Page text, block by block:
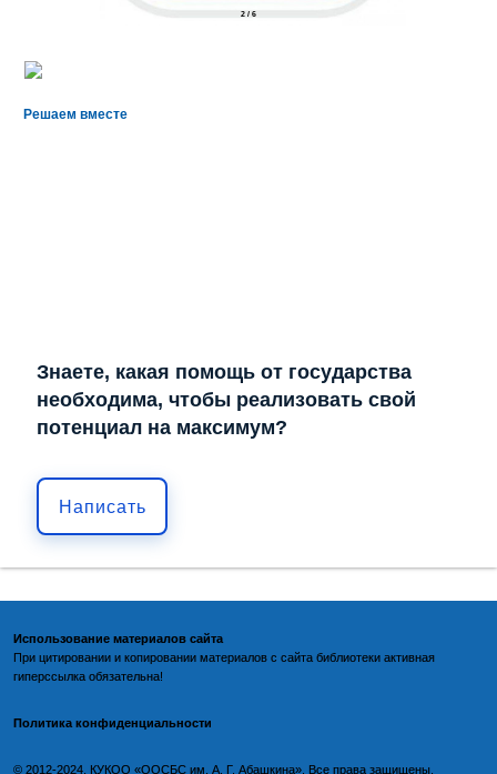
2 / 6
Решаем вместе
Знаете, какая помощь от государства
необходима, чтобы реализовать свой
потенциал на максимум?
Написать
Использование материалов сайта
При цитировании и копировании материалов с сайта библиотеки активная
гиперссылка обязательна!
Политика конфиденциальности
©️ 2012-2024, КУКОО «ООСБС им. А. Г. Абашкина». Все права защищены.